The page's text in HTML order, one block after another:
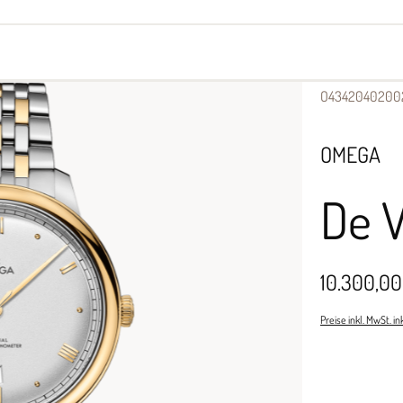
OMEGA
De
Preise inkl. MwSt.